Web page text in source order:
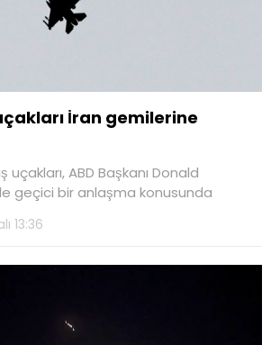
İran gemilerine
uçakları, ABD Başkanı Donald
geçici bir anlaşma konusunda
13:36